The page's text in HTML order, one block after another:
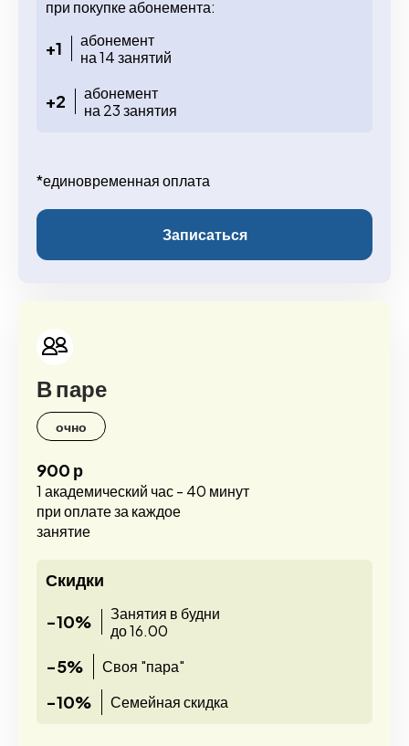
при покупке абонемента:
+1
абонемент
на 14 занятий
+2
абонемент
на 23 занятия
*единовременная оплата
Записаться
В паре
очно
900 р
1 академический час - 40 минут
при оплате за каждое
занятие
Скидки
-10%
Занятия в будни
до 16.00
-5% Своя "пара"
-10% Семейная скидка